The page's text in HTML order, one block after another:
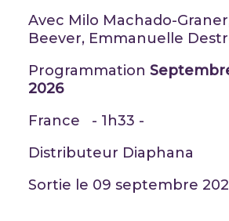
Avec Milo Machado-
Beever, Emmanuelle
Programmation
2026
France - 1h33 -
Distributeur Diaphana
Sortie le 09 septembre